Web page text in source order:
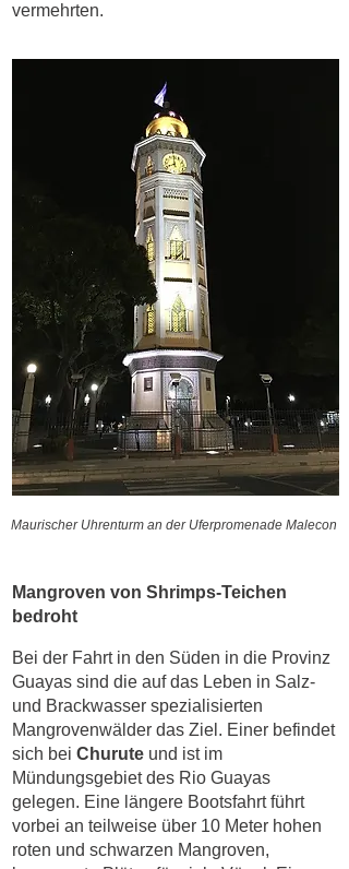
vermehrten.
Maurischer Uhrenturm an der Uferpromenade Malecon
Mangroven von Shrimps-Teichen
bedroht
Bei der Fahrt in den Süden in die Provinz
Guayas sind die auf das Leben in Salz-
und Brackwasser spezialisierten
Mangrovenwälder das Ziel. Einer befindet
sich bei Churute und ist im
Mündungsgebiet des Rio Guayas
gelegen. Eine längere Bootsfahrt führt
vorbei an teilweise über 10 Meter hohen
roten und schwarzen Mangroven,